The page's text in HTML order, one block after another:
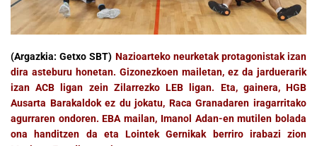
(Argazkia: Getxo SBT) Nazioarteko neurketak protagonistak izan
dira asteburu honetan. Gizonezkoen mailetan, ez da jarduerarik
izan ACB ligan zein Zilarrezko LEB ligan. Eta, gainera, HGB
Ausarta Barakaldok ez du jokatu, Raca Granadaren iragarritako
agurraren ondoren. EBA mailan, Imanol Adan-en mutilen bolada
ona handitzen da eta Lointek Gernikak berriro irabazi zion